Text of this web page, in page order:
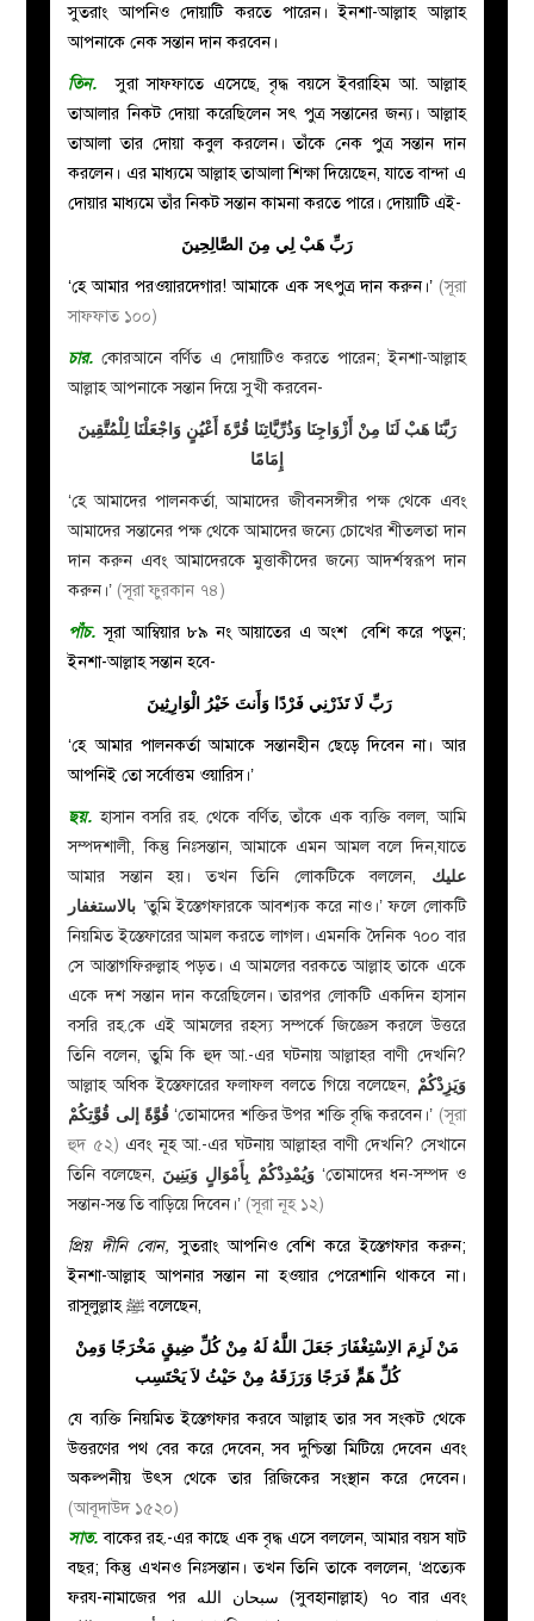
সুতরাং আপনিও দোয়াটি করতে পারেন। ইনশা-আল্লাহ আল্লাহ
আপনাকে নেক সন্তান দান করবেন।
তিন. সুরা সাফফাতে এসেছে, বৃদ্ধ বয়সে ইবরাহিম আ. আল্লাহ
তাআলার নিকট দোয়া করেছিলেন সৎ পুত্র সন্তানের জন্য। আল্লাহ
তাআলা তার দোয়া কবুল করলেন। তাঁকে নেক পুত্র সন্তান দান
করলেন। এর মাধ্যমে আল্লাহ তাআলা শিক্ষা দিয়েছেন, যাতে বান্দা এ
দোয়ার মাধ্যমে তাঁর নিকট সন্তান কামনা করতে পারে। দোয়াটি এই-
رَبِّ هَبْ لِي مِنَ الصَّالِحِينَ
‘হে আমার পরওয়ারদেগার! আমাকে এক সৎপুত্র দান করুন।’ (সূরা
সাফফাত ১০০)
চার.কোরআনে বর্ণিত এ দোয়াটিও করতে পারেন; ইনশা-আল্লাহ
আল্লাহ আপনাকে সন্তান দিয়ে সুখী করবেন-
رَبَّنَا هَبْ لَنَا مِنْ أَزْوَاجِنَا وَذُرِّيَّاتِنَا قُرَّةَ أَعْيُنٍ وَاجْعَلْنَا لِلْمُتَّقِينَ
إِمَامًا
‘হে আমাদের পালনকর্তা, আমাদের জীবনসঙ্গীর পক্ষ থেকে এবং
আমাদের সন্তানের পক্ষ থেকে আমাদের জন্যে চোখের শীতলতা দান
দান করুন এবং আমাদেরকে মুত্তাকীদের জন্যে আদর্শস্বরূপ দান
করুন।’ (সূরা ফুরকান ৭৪)
পাঁচ.সূরা আম্বিয়ার ৮৯ নং আয়াতের এ অংশ বেশি করে পড়ুন;
ইনশা-আল্লাহ সন্তান হবে-
رَبِّ لَا تَذَرْنِي فَرْدًا وَأَنتَ خَيْرُ الْوَارِثِينَ
‘হে আমার পালনকর্তা আমাকে সন্তানহীন ছেড়ে দিবেন না। আর
আপনিই তো সর্বোত্তম ওয়ারিস।’
ছয়.হাসান বসরি রহ. থেকে বর্ণিত, তাঁকে এক ব্যক্তি বলল, আমি
সম্পদশালী, কিন্তু নিঃসন্তান, আমাকে এমন আমল বলে দিন,যাতে
আমার সন্তান হয়। তখন তিনি লোকটিকে বললেন, عليك
بالاستغفار ‘তুমি ইস্তেগফারকে আবশ্যক করে নাও।’ ফলে লোকটি
নিয়মিত ইস্তেফারের আমল করতে লাগল। এমনকি দৈনিক ৭০০ বার
সে আস্তাগফিরুল্লাহ পড়ত। এ আমলের বরকতে আল্লাহ তাকে একে
একে দশ সন্তান দান করেছিলেন। তারপর লোকটি একদিন হাসান
বসরি রহ.কে এই আমলের রহস্য সম্পর্কে জিজ্ঞেস করলে উত্তরে
তিনি বলেন, তুমি কি হুদ আ.-এর ঘটনায় আল্লাহর বাণী দেখনি?
আল্লাহ অধিক ইস্তেফারের ফলাফল বলতে গিয়ে বলেছেন,
قُوَّةً إلى قُوَّتِكُمْ ‘তোমাদের শক্তির উপর শক্তি বৃদ্ধি করবেন।’ (সূরা
হুদ ৫২) এবং নূহ আ.-এর ঘটনায় আল্লাহর বাণী দেখনি? সেখানে
তিনি বলেছেন, وَيُمْدِدْكُمْ بِأَمْوَالٍ وَبَنِينَ‘তোমাদের ধন-সম্পদ ও
সন্তান-সন্ত তি বাড়িয়ে দিবেন।’ (সূরা নূহ ১২)
প্রিয় দীনি বোন, সুতরাং আপনিও বেশি করে ইস্তেগফার করুন;
ইনশা-আল্লাহআপনার সন্তান না হওয়ার পেরেশানি থাকবে না।
রাসূলুল্লাহ ﷺ বলেছেন,
مَنْ لَزِمَ الاِسْتِغْفَارَ جَعَلَ اللَّهُ لَهُ مِنْ كُلِّ ضِيقٍ مَخْرَجًا وَمِنْ
كُلِّ هَمٍّ فَرَجًا وَرَزَقَهُ مِنْ حَيْثُ لاَ يَحْتَسِب
যে ব্যক্তি নিয়মিত ইস্তেগফার করবে আল্লাহ তার সব সংকট থেকে
উত্তরণের পথ বের করে দেবেন, সব দুশ্চিন্তা মিটিয়ে দেবেন এবং
অকল্পনীয় উৎস থেকে তার রিজিকের সংস্থান করে দেবেন।
(আবূদাউদ ১৫২০)
সাত. বাকেররহ.-এর কাছে এক বৃদ্ধ এসে বললেন, আমার বয়স ষাট
বছর; কিন্তু এখনও নিঃসন্তান। তখন তিনি তাকে বললেন, ‘প্রত্যেক
ফরয-নামাজের পর سبحان الله (সুবহানাল্লাহ) ৭০ বার এবং